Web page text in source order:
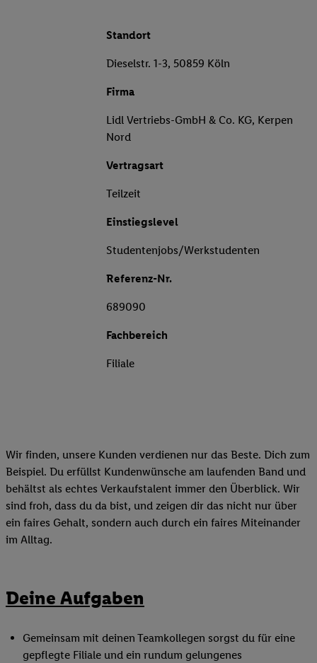
Standort
Dieselstr. 1-3, 50859 Köln
Firma
Lidl Vertriebs-GmbH & Co. KG, Kerpen
Nord
Vertragsart
Teilzeit
Einstiegslevel
Studentenjobs/Werkstudenten
Referenz-Nr.
689090
Fachbereich
Filiale
Wir finden, unsere Kunden verdienen nur das Beste. Dich zum
Beispiel. Du erfüllst Kundenwünsche am laufenden Band und
behältst als echtes Verkaufstalent immer den Überblick. Wir
sind froh, dass du da bist, und zeigen dir das nicht nur über
ein faires Gehalt, sondern auch durch ein faires Miteinander
im Alltag.
Deine Aufgaben
Gemeinsam mit deinen Teamkollegen sorgst du für eine
gepflegte Filiale und ein rundum gelungenes